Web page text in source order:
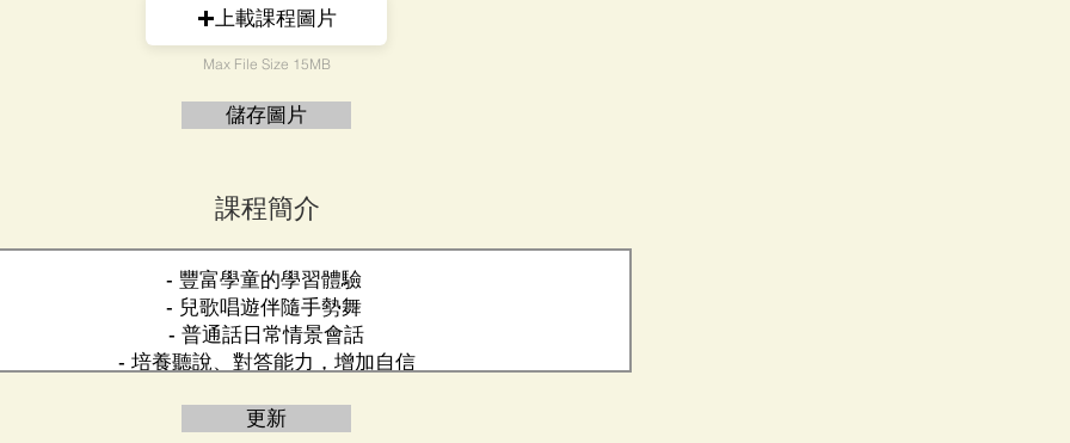
上載課程圖片
Max File Size 15MB
儲存圖片
課程簡介
更新